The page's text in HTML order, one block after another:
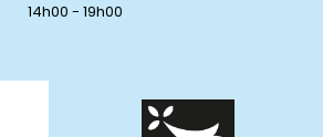
14h00 - 19h00